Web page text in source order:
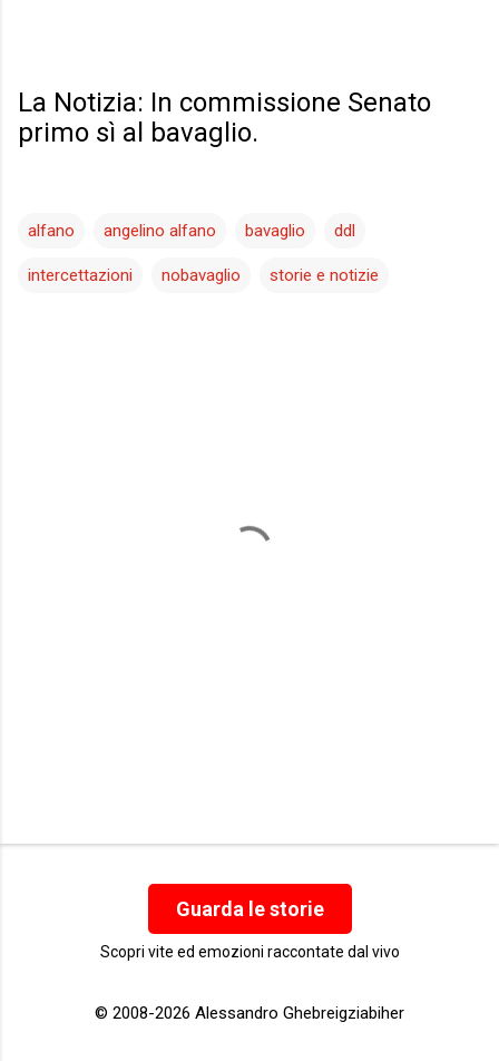
La Notizia: In commissione Senato
primo sì al bavaglio.
alfano angelino alfano bavaglio ddl
intercettazioni nobavaglio storie e notizie
Guarda le storie
Scopri vite ed emozioni raccontate dal vivo
© 2008-2026 Alessandro Ghebreigziabiher